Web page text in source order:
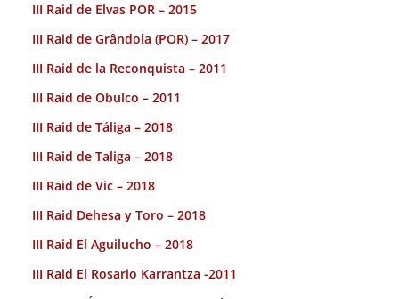
III Raid de Elvas POR – 2015
III Raid de Grândola (POR) – 2017
III Raid de la Reconquista – 2011
III Raid de Obulco – 2011
III Raid de Táliga – 2018
III Raid de Taliga – 2018
III Raid de Vic – 2018
III Raid Dehesa y Toro – 2018
III Raid El Aguilucho – 2018
III Raid El Rosario Karrantza -2011